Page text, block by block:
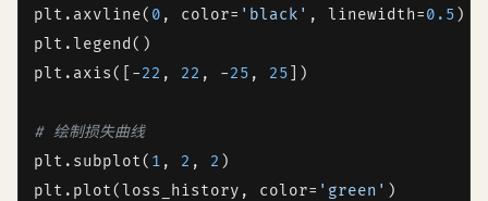
plt.axvline( 0 , color= 'black' , linewidth=0.5 )
plt.legend()
plt.axis([-22 , 22 , -25 , 25 ])
# 绘制损失曲线
plt.subplot( 1 , 2 , 2 )
plt.plot(loss_history, color= 'green' )